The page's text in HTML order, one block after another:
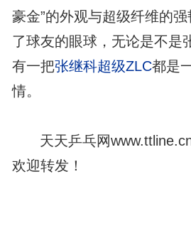
豪金”的外观与超级纤维的
了球友的眼球，无论是不是
有一把张继科超级ZLC都是
情。
天天乒乓网
欢迎转发！